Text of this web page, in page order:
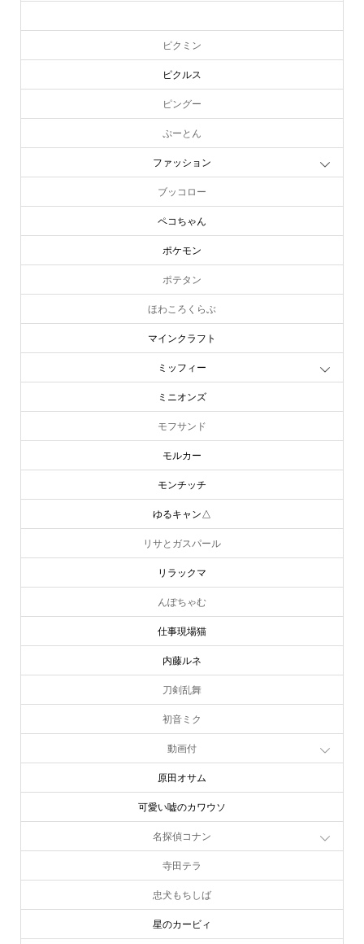
ピクミン
ピクルス
ピングー
ぷーとん
ファッション
ブッコロー
ペコちゃん
ポケモン
ポテタン
ほわころくらぶ
マインクラフト
ミッフィー
ミニオンズ
モフサンド
モルカー
モンチッチ
ゆるキャン△
リサとガスパール
リラックマ
んぽちゃむ
仕事現場猫
内藤ルネ
刀剣乱舞
初音ミク
動画付
原田オサム
可愛い嘘のカワウソ
名探偵コナン
寺田テラ
忠犬もちしば
星のカービィ